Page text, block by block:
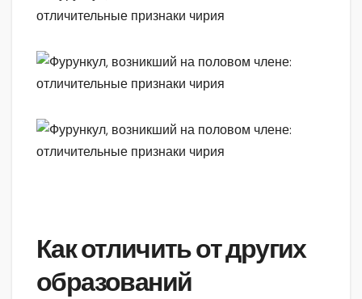
Как отличить от других
образований